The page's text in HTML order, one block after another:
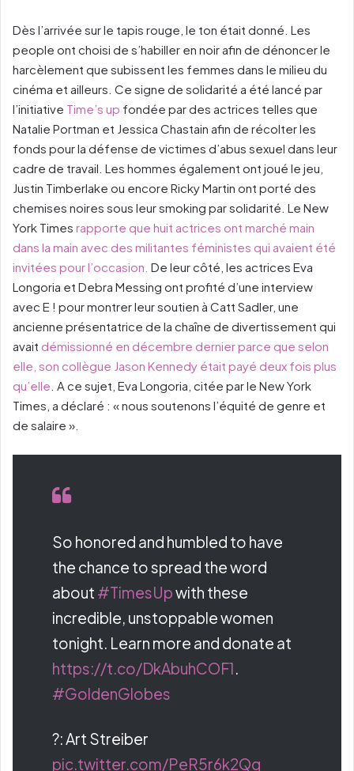
Dès l’arrivée sur le tapis rouge, le ton était donné. Les
people ont choisi de s’habiller en noir afin de dénoncer le
harcèlement que subissent les femmes dans le milieu du
cinéma et ailleurs. Ce signe de solidarité a été lancé par
l’initiative Time’s up fondée par des actrices telles que
Natalie Portman et Jessica Chastain afin de récolter les
fonds pour la défense de victimes d’abus sexuel dans leur
cadre de travail. Les hommes également ont joué le jeu,
Justin Timberlake ou encore Ricky Martin ont porté des
chemises noires sous leur smoking par solidarité. Le New
York Times rapporte que huit actrices ont marché main
dans la main avec des militantes féministes qui avaient été
invitées pour l’occasion. De leur côté, les actrices Eva
Longoria et Debra Messing ont profité d’une interview
avec E ! pour montrer leur soutien à Catt Sadler, une
ancienne présentatrice de la chaîne de divertissement qui
avait démissionné en décembre dernier parce que selon
elle, son collègue Jason Kennedy était payé deux fois plus
qu’elle . A ce sujet, Eva Longoria, citée par le New York
Times, a déclaré : « nous soutenons l’équité de genre et
de salaire ».
So honored and humbled to have
the chance to spread the word
about #TimesUpwith these
incredible, unstoppable women
tonight. Learn more and donate at
https://t.co/DkAbuhCOF1.
#GoldenGlobes
?: Art Streiber
pic.twitter.com/PeR5r6k2Qq